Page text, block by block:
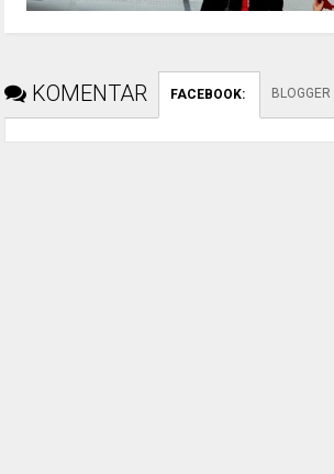
KOMENTAR FACEBOOK: BLOGGER